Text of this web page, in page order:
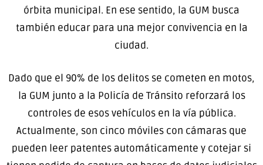
órbita municipal. En ese sentido, la GUM busca
también educar para una mejor convivencia en la
ciudad.
Dado que el 90% de los delitos se cometen en motos,
la GUM junto a la Policía de Tránsito reforzará los
controles de esos vehículos en la vía pública.
Actualmente, son cinco móviles con cámaras que
pueden leer patentes automáticamente y cotejar si